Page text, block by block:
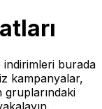
indirimleri burada
kampanyalar,